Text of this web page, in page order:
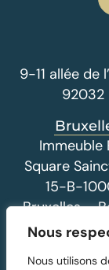
Nous
Nous utilisons
9-11 allée de
92032
Immeuble
Square
15-B-
Bruxelles –